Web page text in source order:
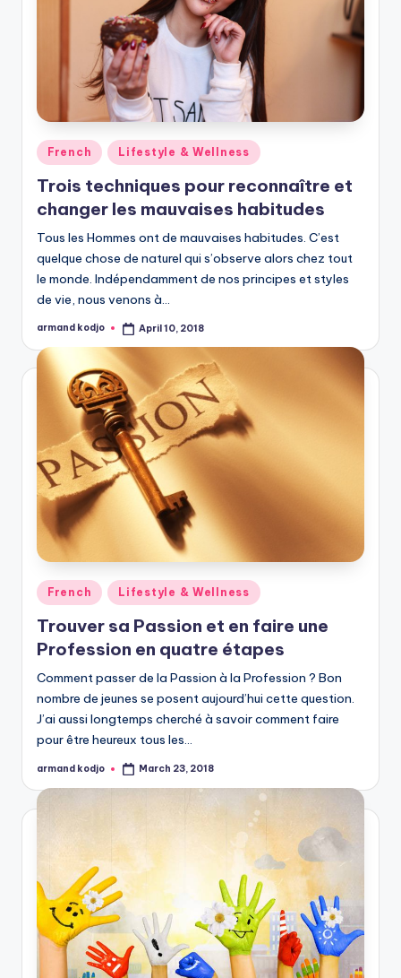
Posted
in
French Lifestyle & Wellness
Trois techniques pour reconnaître et
changer les mauvaises habitudes
Tous les Hommes ont de mauvaises habitudes. C’est
quelque chose de naturel qui s’observe alors chez tout
le monde. Indépendamment de nos principes et styles
de vie, nous venons à…
Posted
armand kodjo April 10, 2018
Posted
in
French Lifestyle & Wellness
Trouver sa Passion et en faire une
Profession en quatre étapes
Comment passer de la Passion à la Profession ? Bon
nombre de jeunes se posent aujourd’hui cette question.
J’ai aussi longtemps cherché à savoir comment faire
pour être heureux tous les…
Posted
armand kodjo March 23, 2018